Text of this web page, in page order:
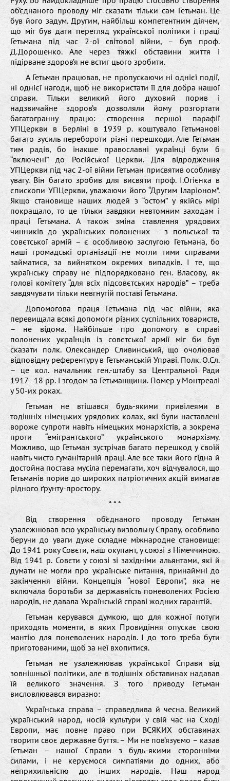
об’єднаного проводу міг сказати тільки сам Гетьман. Це
був його задум. Другим, найбільш компетентним діячем,
що міг був дати перегляд української політики і праці
Гетьмана під час 2-ої світової війни, – був проф.
Д.Дорошенко. Але через тяжкі обставини життя і
підірване здоров’я не встиг цього зробити.
А Гетьман працював, не пропускаючи ні однієї події,
ні однієї нагоди, щоб не використати її для добра нашої
справи. Тільки великий його духовий порив і
надзвичайне здоров’я дозволяли йому розгортати
багатогранну працю: створення першої парафії
УПЦеркви в Берліні в 1939 р. коштувало Гетьманові
багато зусиль перебороти різні перешкоди. Але Гетьман
тим радів, бо інакше православні українці були б
“включені” до Російської Церкви. Для відродження
УПЦеркви під час 2-ої війни Гетьман присвятив особливу
увагу. Він багато зробив для висвяти проф. І.Огієнка в
єпископи УПЦеркви, уважаючи його “Другим Іларіоном”.
Якщо становище наших людей з “остом” у якійсь мірі
покращало, то це тільки завдяки невтомним заходам і
праці Гетьмана. А також зміна ставлення урядових
чинників до українських полонених – з польської та
совєтської армій – є особливою заслугою Гетьмана, бо
наші громадські організації не могли тими справами
займатися, за вийнятком окремих випадків. І те, що
українську справу не підпорядковано ген. Власову, як
голові комітету “для всіх підсовєтських народів” – треба
завдячувати тільки невгнутій поставі Гетьмана.
Допомогова праця Гетьмана під час війни, яка
перевищала всякі допомоги різних суспільних товариств,
– не відома. Найбільше про допомогу в справі
полонених українців із совєтської армії міг би був
сказати полк. Олександер Сливинський, що очолював
відповідну референтуру в Гетьманській Управі. Полк. О.Сл.
– це кол. начальник ген.-штабу за Центральної Ради
1917–18 рр. і згодом за Гетьманщини. Помер у Монтреалі
у 50-их роках.
Гетьман не втішався будь-якими привілеями в
тодішніх німецьких урядових колах, які були наставлені
вороже супроти навіть німецьких монархістів, а зокрема
проти “емігрантського” українського монархізму.
Можливо, що Гетьман зустрічав багато перешкод у своїй
навіть чисто гуманітарній праці. Але все таки його гідна й
достойна постава мусіла перемагати, хоч відчувалося, що
Гетьманів порив до широких патріотичних акцій вимагав
рідного ґрунту-простору.
* * *
Від створення об’єднаного проводу Гетьман
узалежнював всю українську визвольну Справу, особливо
беручи до уваги дуже складне міжнародне становище:
До 1941 року Совєти, наш окупант, у союзі з Німеччиною.
Від 1941 р. Совєти у союзі зі західніми альянтами, які й
думати не могли про українське питання, принаймні до
закінчення війни. Концепція “нової Европи”, яка не
включала боротьби за державність поневолених Росією
народів, не давала Українській справі жодних гарантій.
Гетьман керувався думкою, що для кожної потуги
приходять моменти, в яких Провидіння опускає свою
мантію для поневолених народів. І до того треба бути
приготованими, щоб за неї вхопитися.
Гетьман не узалежнював української Справи від
зовнішньої політики, але в тодішніх обставинах надавав
їй великого значення. З того приводу Гетьман
висловлювався виразно:
Українська справа – справедлива й чесна. Великий
український народ, носій культури у свій час на Сході
Европи, має повне право при ВСЯКИХ обставинах
творити своє державне буття. – Ми не пов’язуємо – казав
Гетьман – нашої Справи з будь-якими сторонніми
силами, і не керуємося симпатіями до одних, або
неприхильністю до інших народів. Наш народ